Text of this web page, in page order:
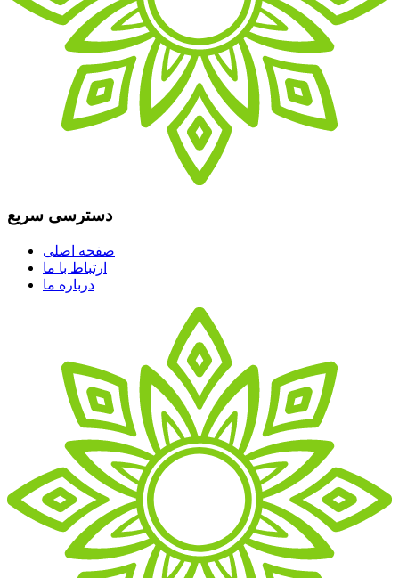
دسترسی سریع
صفحه اصلی
ارتباط با ما
درباره ما